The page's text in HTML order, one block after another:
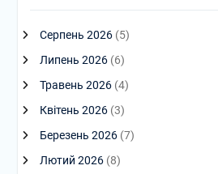
Серпень 2026(5)
Липень 2026(6)
Травень 2026(4)
Квітень 2026(3)
Березень 2026(7)
Лютий 2026(8)